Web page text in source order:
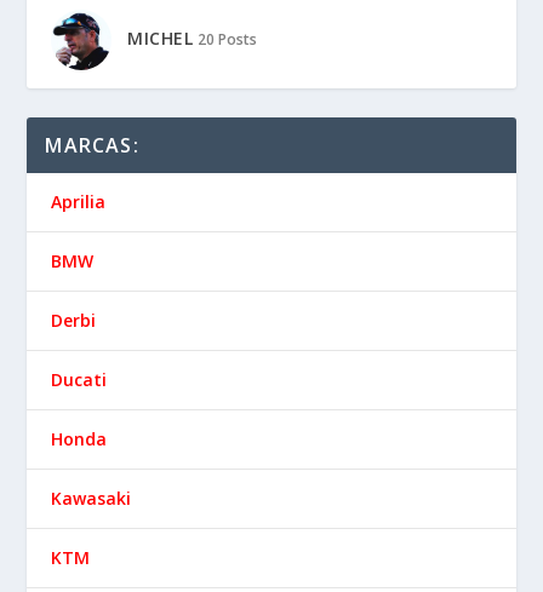
MICHEL 20 Posts
MARCAS:
Aprilia
BMW
Derbi
Ducati
Honda
Kawasaki
KTM